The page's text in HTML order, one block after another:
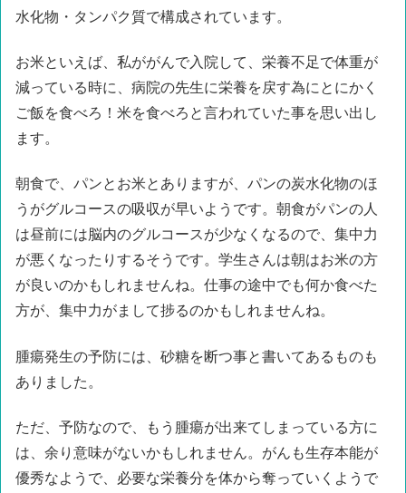
水化物・タンパク質で構成されています。
お米といえば、私ががんで入院して、栄養不足で体重が
減っている時に、病院の先生に栄養を戻す為にとにかく
ご飯を食べろ！米を食べろと言われていた事を思い出し
ます。
朝食で、パンとお米とありますが、パンの炭水化物のほ
うがグルコースの吸収が早いようです。朝食がパンの人
は昼前には脳内のグルコースが少なくなるので、集中力
が悪くなったりするそうです。学生さんは朝はお米の方
が良いのかもしれませんね。仕事の途中でも何か食べた
方が、集中力がまして捗るのかもしれませんね。
腫瘍発生の予防には、砂糖を断つ事と書いてあるものも
ありました。
ただ、予防なので、もう腫瘍が出来てしまっている方に
は、余り意味がないかもしれません。がんも生存本能が
優秀なようで、必要な栄養分を体から奪っていくようで